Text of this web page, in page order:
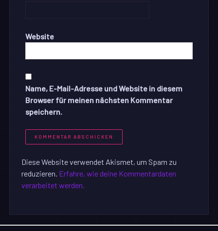
Website
Name, E-Mail-Adresse und Website in diesem
Browser für meinen nächsten Kommentar
speichern.
Diese Website verwendet Akismet, um Spam zu
reduzieren. Erfahre, wie deine Kommentardaten
verarbeitet werden.